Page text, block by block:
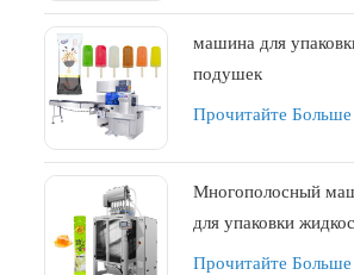
машина для
подушек
Прочитайте Больше
Многополосный
для упаковки
ZV-L10L
Прочитайте Больше